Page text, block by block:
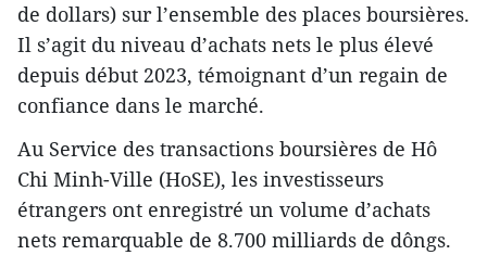
de dollars) sur l’ensemble des places boursières.
Il s’agit du niveau d’achats nets le plus élevé
depuis début 2023, témoignant d’un regain de
confiance dans le marché.
Au Service des transactions boursières de Hô
Chi Minh-Ville (HoSE), les investisseurs
étrangers ont enregistré un volume d’achats
nets remarquable de 8.700 milliards de dôngs.